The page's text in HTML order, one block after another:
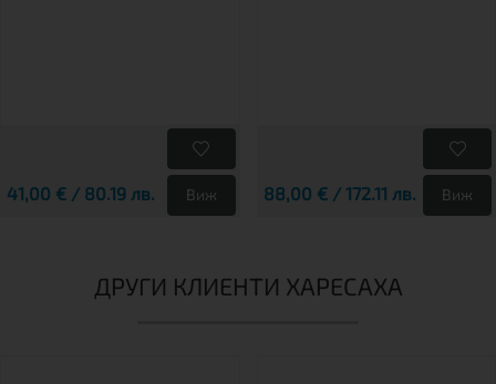
41,00 € / 80.19 лв. Виж 88,00 € / 172.11 лв. Виж
ДРУГИ КЛИЕНТИ ХАРЕСАХА